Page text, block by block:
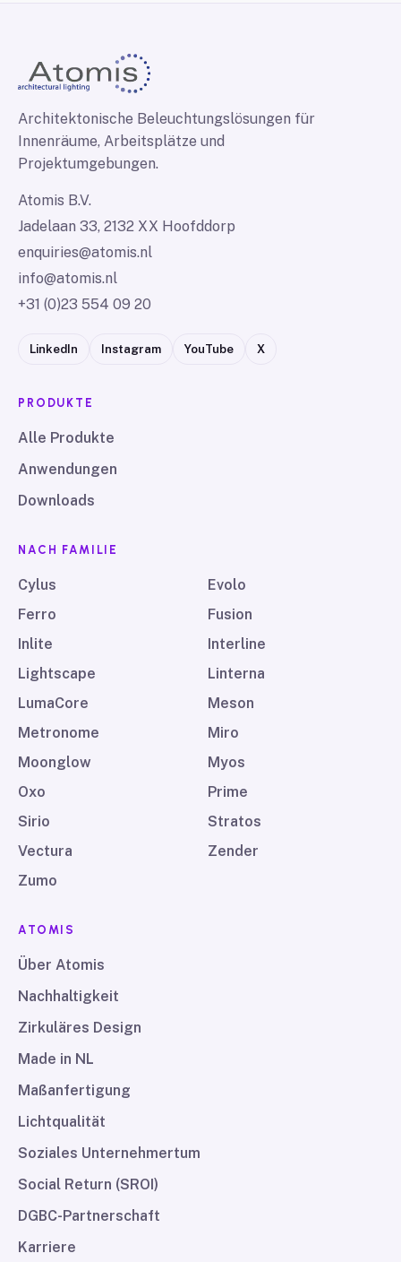
Architektonische Beleuchtungslösungen für
Innenräume, Arbeitsplätze und
Projektumgebungen.
Atomis B.V.
Jadelaan 33, 2132 XX Hoofddorp
enquiries@atomis.nl
info@atomis.nl
+31 (0)23 554 09 20
LinkedIn Instagram YouTube X
PRODUKTE
Alle Produkte
Anwendungen
Downloads
NACH FAMILIE
Cylus
Evolo
Ferro
Fusion
Inlite
Interline
Lightscape
Linterna
LumaCore
Meson
Metronome
Miro
Moonglow
Myos
Oxo
Prime
Sirio
Stratos
Vectura
Zender
Zumo
ATOMIS
Über Atomis
Nachhaltigkeit
Zirkuläres Design
Made in NL
Maßanfertigung
Lichtqualität
Soziales Unternehmertum
Social Return (SROI)
DGBC-Partnerschaft
Karriere